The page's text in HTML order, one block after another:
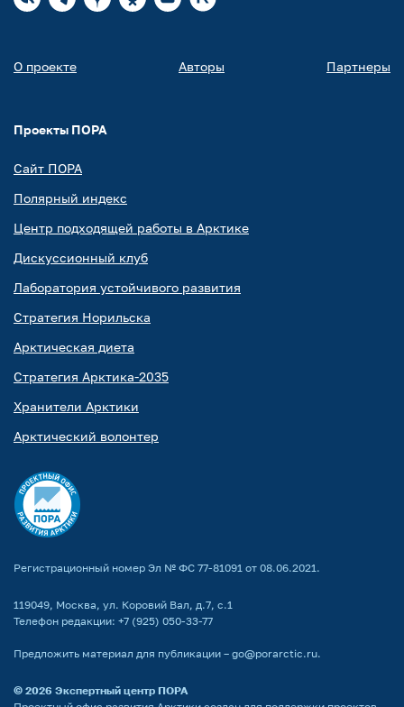
О проекте Авторы Партнеры
Проекты ПОРА
Сайт ПОРА
Полярный индекс
Центр подходящей работы в Арктике
Дискуссионный клуб
Лаборатория устойчивого развития
Стратегия Норильска
Арктическая диета
Стратегия Арктика-2035
Хранители Арктики
Арктический волонтер
Регистрационный номер Эл № ФС 77-81091 от 08.06.2021.
119049, Москва, ул. Коровий Вал, д.7, с.1
Телефон редакции: +7 (925) 050-33-77
Предложить материал для публикации – go@porarctic.ru.
© 2026 Экспертный центр ПОРА